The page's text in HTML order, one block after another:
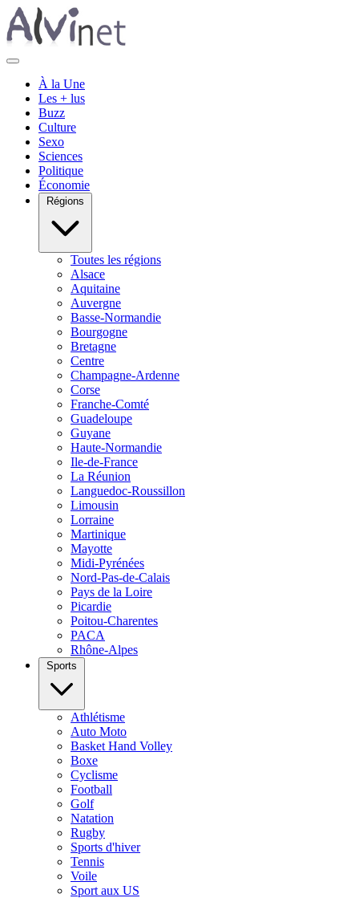
À la Une
Les + lus
Buzz
Culture
Sexo
Sciences
Politique
Économie
Régions
Toutes les régions
Alsace
Aquitaine
Auvergne
Basse-Normandie
Bourgogne
Bretagne
Centre
Champagne-Ardenne
Corse
Franche-Comté
Guadeloupe
Guyane
Haute-Normandie
Ile-de-France
La Réunion
Languedoc-Roussillon
Limousin
Lorraine
Martinique
Mayotte
Midi-Pyrénées
Nord-Pas-de-Calais
Pays de la Loire
Picardie
Poitou-Charentes
PACA
Rhône-Alpes
Sports
Athlétisme
Auto Moto
Basket Hand Volley
Boxe
Cyclisme
Football
Golf
Natation
Rugby
Sports d'hiver
Tennis
Voile
Sport aux US